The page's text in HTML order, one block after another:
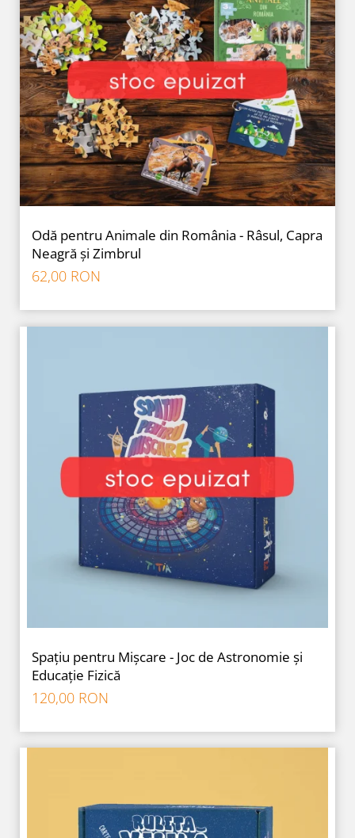
Odă pentru Animale din România - Râsul, Capra
Neagră și Zimbrul
62,00 RON
Spațiu pentru Mișcare - Joc de Astronomie și
Educație Fizică
120,00 RON